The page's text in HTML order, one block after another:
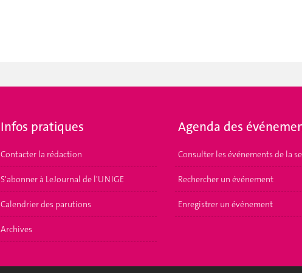
Infos pratiques
Contacter la rédaction
S'abonner à LeJournal de l'UNIGE
Calendrier des parutions
Archives
Agenda des
Consulter les événements de la
Rechercher un événement
Enregistrer un événement